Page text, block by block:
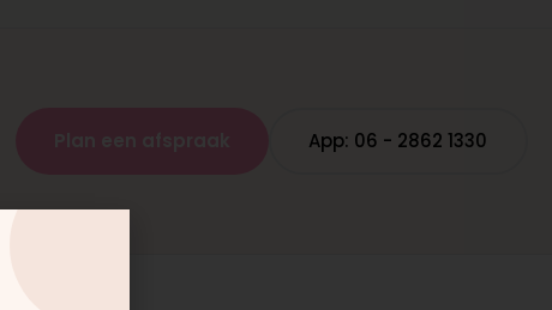
App: 06 - 2862 1330